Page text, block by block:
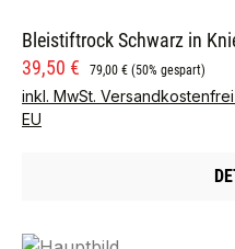
Bleistiftrock Schwarz in
Verkaufspreis:
39,50 € Regulärer Preis:
79,00 € (50% gespart)
inkl. MwSt.
EU